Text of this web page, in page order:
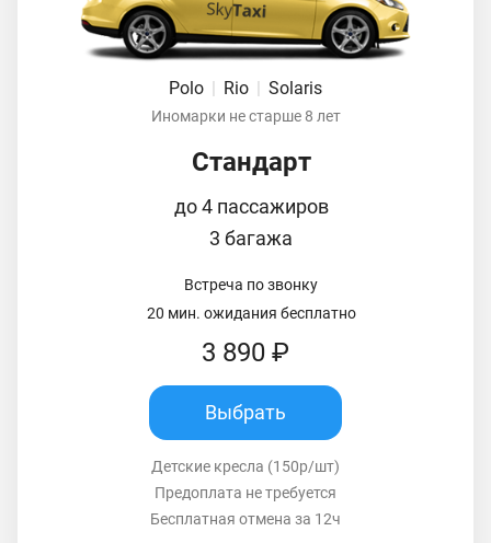
Polo | Rio | Solaris
Иномарки не старше 8 лет
Стандарт
до 4 пассажиров
3 багажа
Встреча по звонку
20 мин. ожидания бесплатно
3 890 ₽
Выбрать
Детские кресла (150р/шт)
Предоплата не требуется
Бесплатная отмена за 12ч